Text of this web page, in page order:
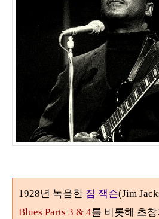
1928년 녹음한 짐 잭슨(Jim
Blues Parts 3 & 4를 비롯해 초